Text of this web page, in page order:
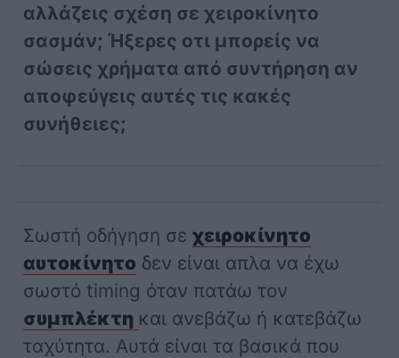
αλλάζεις σχέση σε χειροκίνητο
σασμάν; Ήξερες οτι μπορείς να
σώσεις χρήματα από συντήρηση αν
αποφεύγεις αυτές τις κακές
συνήθειες;
Σωστή οδήγηση σεχειροκίνητο
αυτοκίνητο δεν είναι απλα να έχω
σωστό timing όταν πατάω τον
συμπλέκτη και ανεβάζω ή κατεβάζω
ταχύτητα. Αυτά είναι τα βασικά που